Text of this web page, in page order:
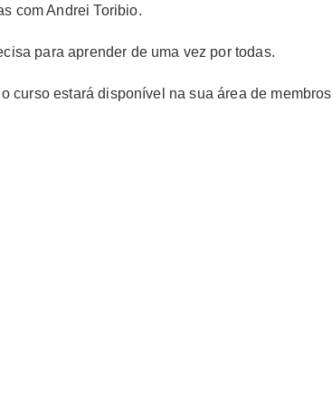
com Andrei Toribio.
para aprender de uma vez por todas.
curso estará disponível na sua área de